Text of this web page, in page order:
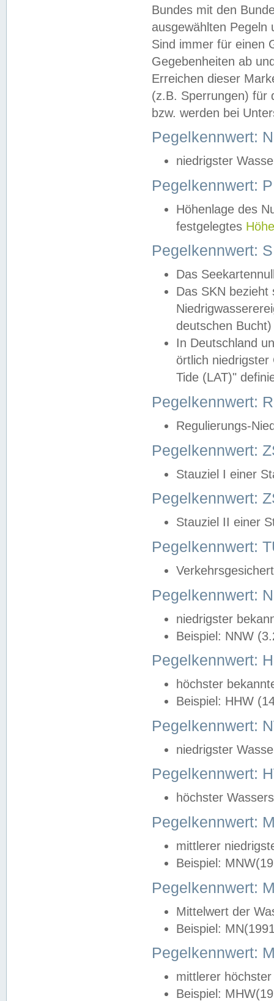
Bundes mit den
ausgewählten
Sind immer für einen
Gegebenheiten ab
Erreichen dieser
(z.B. Sperrungen) für
bzw. werden bei
Pegelkennwert:
niedrigster
Pegelkennwert:
Höhenlage des
festgelegtes
Pegelkennwert:
Das
Das SKN
deutschen
In Deutschland
örtlich
Tide (LAT)"
Pegelkennwert:
Regulierungs-
Pegelkennwert:
Stauziel I einer
Pegelkennwert:
Stauziel II einer
Pegelkennwert:
Pegelkennwert:
niedrigster
Beispiel: NNW
Pegelkennwert:
höchster
Beispiel: HHW
Pegelkennwert:
niedrigster
Pegelkennwert:
höchster
Pegelkennwert:
mittlerer
Beispiel:
Pegelkennwert:
Mittelwert der
Beispiel:
Pegelkennwert:
mittlerer
Beispiel: